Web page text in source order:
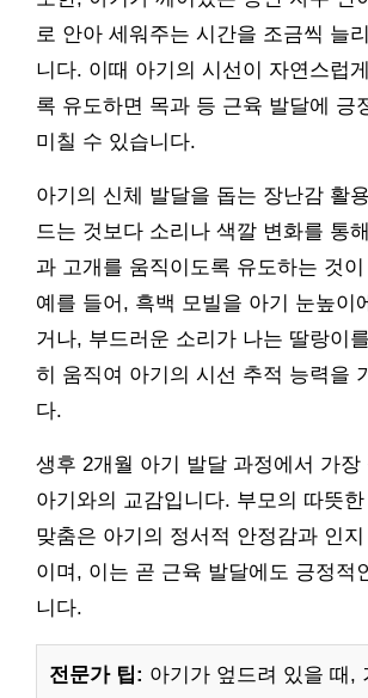
로 안아 세워주는 시간을 조금씩 늘
니다. 이때 아기의 시선이 자연스럽
록 유도하면 목과 등 근육 발달에 긍
미칠 수 있습니다.
아기의 신체 발달을 돕는 장난감 활
드는 것보다 소리나 색깔 변화를 통
과 고개를 움직이도록 유도하는 것
예를 들어, 흑백 모빌을 아기 눈높이
거나, 부드러운 소리가 나는 딸랑이
히 움직여 아기의 시선 추적 능력을
다.
생후 2개월 아기 발달 과정에서 가장
아기와의 교감입니다. 부모의 따뜻
맞춤은 아기의 정서적 안정감과 인
이며, 이는 곧 근육 발달에도 긍정적
니다.
전문가 팁: 아기가 엎드려 있을 때,